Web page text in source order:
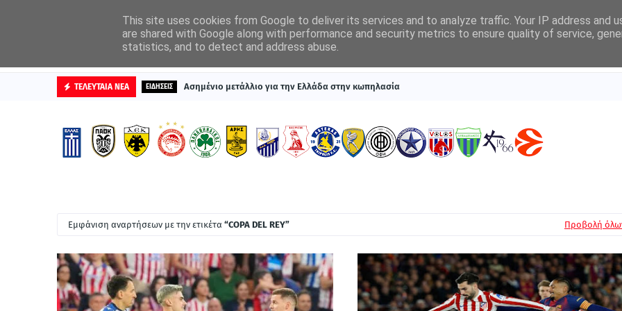
ΒΑΘΜΟΛΟΓΙΕΣ ΠΡΩΤΟΣΕΛΙΔΑ
ΤΕΛΕΥΤΑΙΑ ΝΕΑ ΕΙΔΗΣΕΙΣ Ασημένιο μετάλλιο για την Ελλάδα στην κωπηλασία
Εμφάνιση αναρτήσεων με την ετικέτα COPA DEL REY Προβολή
This site uses cookies from Google to deliver its services and to analyze traffic. Your IP address and
are shared with Google along with performance and security metrics to ensure quality of service,
statistics, and to detect and address abuse.